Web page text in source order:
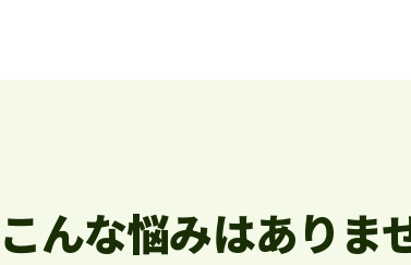
こんな悩みはありま